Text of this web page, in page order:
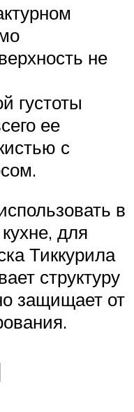
не
густоты
ее
с
в
для
Тиккурила
структуру
защищает от